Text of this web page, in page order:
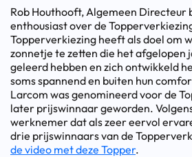
Rob Houthooft, Algemeen Directeur
enthousiast over de
Topperverkiezing heeft als doel om
zonnetje te zetten die het afgelopen
geleerd hebben en zich ontwikkeld
soms spannend en buiten hun
Larcom was genomineerd voor de
later prijswinnaar geworden.
werknemer dat als zeer eervol
drie prijswinnaars van de
de video met deze Topper.